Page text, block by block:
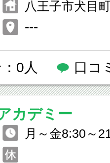
八王子市犬目
---
0人 口コ
カデミー
月～金8:30～